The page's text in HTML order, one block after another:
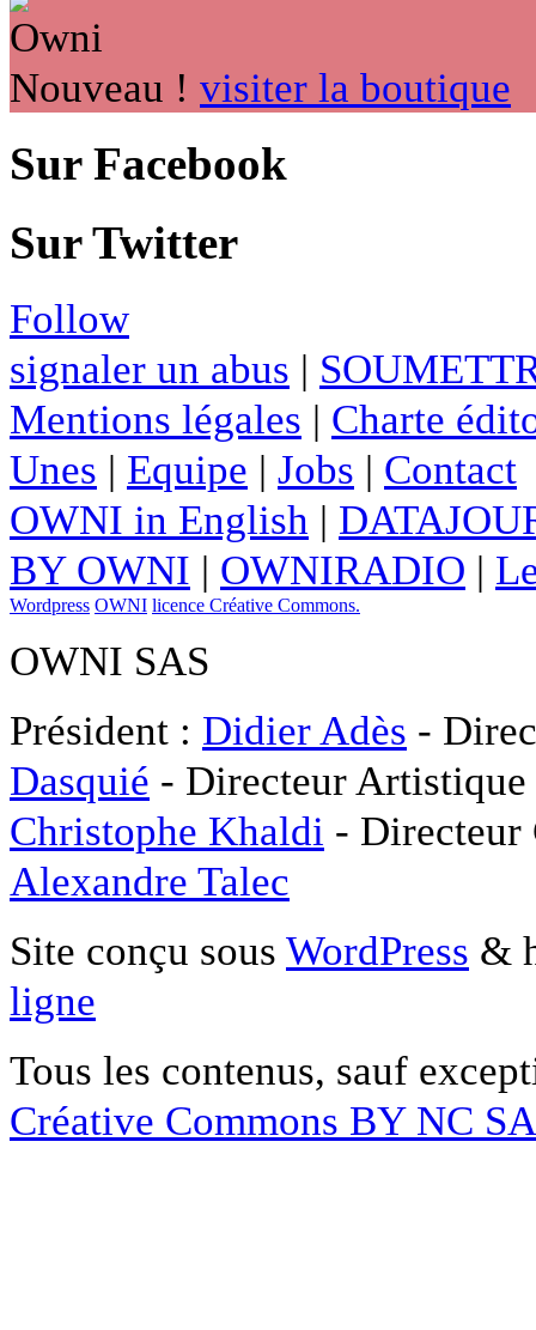
Nouveau ! visiter la boutique
Sur Facebook
Sur Twitter
Follow
signaler un abus |
Mentions légales | Charte
Unes | Equipe | Jobs | Contact
OWNI in English |
BY OWNI | OWNIRADIO |
Wordpress OWNI licence Créative Commons.
OWNI SAS
Président : Didier Adès -
Dasquié - Directeur
Christophe Khaldi -
Alexandre Talec
Site conçu sous WordPress &
ligne
Tous les contenus, sauf
Créative Commons BY NC SA